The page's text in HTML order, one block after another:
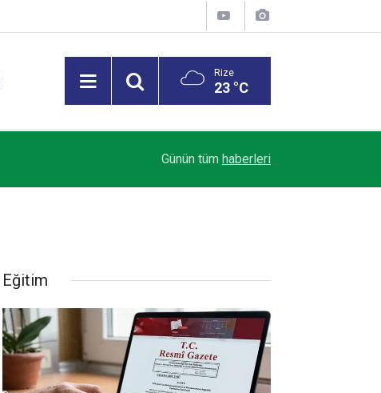
Rize
23 °C
Sanatçı Cansever hayatını kaybetti
Günün tüm haberleri
Eğitim